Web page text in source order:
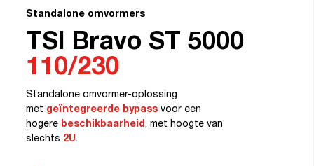
Standalone omvormers
TSI Bravo ST 5000
110/230
Standalone omvormer-oplossing
met geïntegreerde bypass voor een
hogere beschikbaarheid, met hoogte van
slechts 2U.